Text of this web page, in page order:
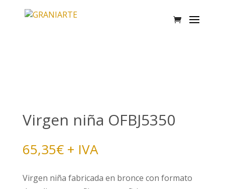
Virgen niña OFBJ5350
65,35€ + IVA
Virgen niña fabricada en bronce con formato